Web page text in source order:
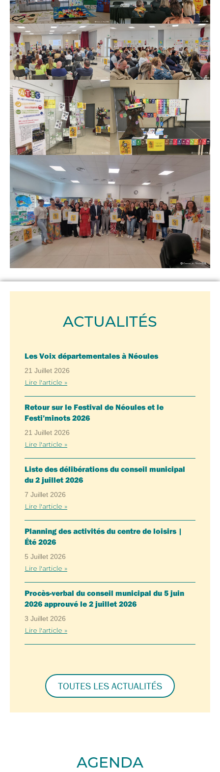
ACTUALITÉS
Les Voix départementales à Néoules
21 Juillet 2026
Lire l'article »
Retour sur le Festival de Néoules et le
Festi’minots 2026
21 Juillet 2026
Lire l'article »
Liste des délibérations du conseil municipal
du 2 juillet 2026
7 Juillet 2026
Lire l'article »
Planning des activités du centre de loisirs |
Été 2026
5 Juillet 2026
Lire l'article »
Procès-verbal du conseil municipal du 5 juin
2026 approuvé le 2 juillet 2026
3 Juillet 2026
Lire l'article »
TOUTES LES ACTUALITÉS
AGENDA